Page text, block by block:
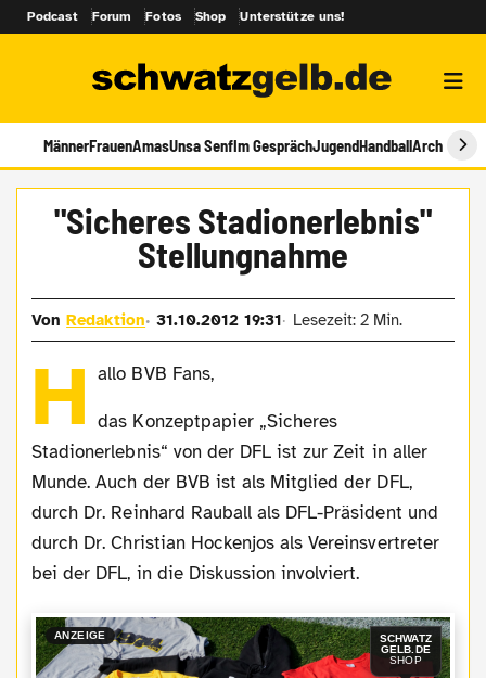
Podcast Forum Fotos Shop Unterstütze uns!
MännerFrauenAmasUnsa SenfIm GesprächJugendHandballArchiv
"Sicheres Stadionerlebnis"
Stellungnahme
VonRedaktion 31.10.2012 19:31 Lesezeit: 2 Min.
H allo BVB Fans,
das Konzeptpapier „Sicheres
Stadionerlebnis“ von der DFL ist zur Zeit in aller
Munde. Auch der BVB ist als Mitglied der DFL,
durch Dr. Reinhard Rauball als DFL-Präsident und
durch Dr. Christian Hockenjos als Vereinsvertreter
bei der DFL, in die Diskussion involviert.
ANZEIGE
SCHWATZ
GELB.DE
SHOP